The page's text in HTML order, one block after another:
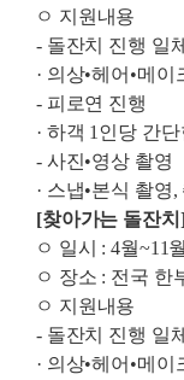
ㅇ 지원내용
- 돌잔치 진행 일체
· 의상•헤어 •메이
- 피로연 진행
· 하객 1 인당 간
- 사진•영상 촬영
· 스냅•본식 촬영,
[찾아가는 돌잔치
ㅇ 일시 : 4월~11
ㅇ 장소 : 전국 한
ㅇ 지원내용
- 돌잔치 진행 일체
· 의상•헤어 •메이